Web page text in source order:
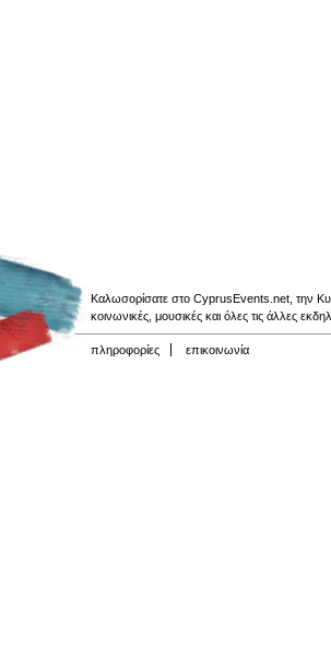
Καλωσορίσατε στο CyprusEvents.net, την
κοινωνικές, μουσικές και όλες τις άλλες
πληροφορίες επικοινωνία